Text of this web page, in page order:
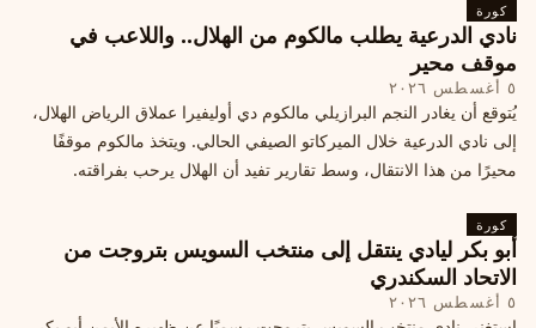
كورة
نادي الدرعية يطلب مالكوم من الهلال.. واللاعب في
موقف محير
٥ أغسطس ٢٠٢٦
يُتوقع أن يغادر النجم البرازيلي مالكوم دي أوليفيرا عملاق الرياض الهلال،
إلى نادي الدرعية خلال الميركاتو الصيفي الحالي. ويتخذ مالكوم موقفًا
محيرًا من هذا الانتقال، وسط تقارير تفيد أن الهلال يرحب بفراقته.
كورة
أبو بكر ليادي ينتقل إلى منتخب السويس بتروجت من
الاتحاد السكندري
٥ أغسطس ٢٠٢٦